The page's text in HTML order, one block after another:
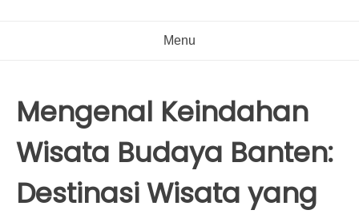
Menu
Mengenal Keindahan
Wisata Budaya Banten:
Destinasi Wisata yang